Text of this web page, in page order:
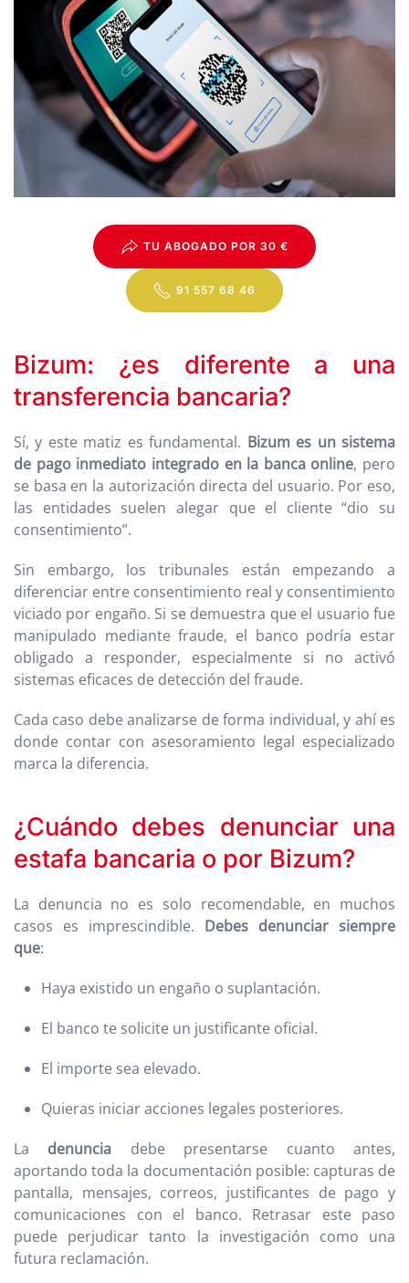
TU ABOGADO POR 30 €
91 557 68 46
Bizum: ¿es diferente a una
transferencia bancaria?
Sí, y este matiz es fundamental. Bizum es un sistema
de pago inmediato integrado en la banca online, pero
se basa en la autorización directa del usuario. Por eso,
las entidades suelen alegar que el cliente “dio su
consentimiento”.
Sin embargo, los tribunales están empezando a
diferenciar entre consentimiento real y consentimiento
viciado por engaño. Si se demuestra que el usuario fue
manipulado mediante fraude, el banco podría estar
obligado a responder, especialmente si no activó
sistemas eficaces de detección del fraude.
Cada caso debe analizarse de forma individual, y ahí es
donde contar con asesoramiento legal especializado
marca la diferencia.
¿Cuándo debes denunciar una
estafa bancaria o por Bizum?
La denuncia no es solo recomendable, en muchos
casos es imprescindible. Debes denunciar siempre
que:
Haya existido un engaño o suplantación.
El banco te solicite un justificante oficial.
El importe sea elevado.
Quieras iniciar acciones legales posteriores.
La denuncia debe presentarse cuanto antes,
aportando toda la documentación posible: capturas de
pantalla, mensajes, correos, justificantes de pago y
comunicaciones con el banco. Retrasar este paso
puede perjudicar tanto la investigación como una
futura reclamación.